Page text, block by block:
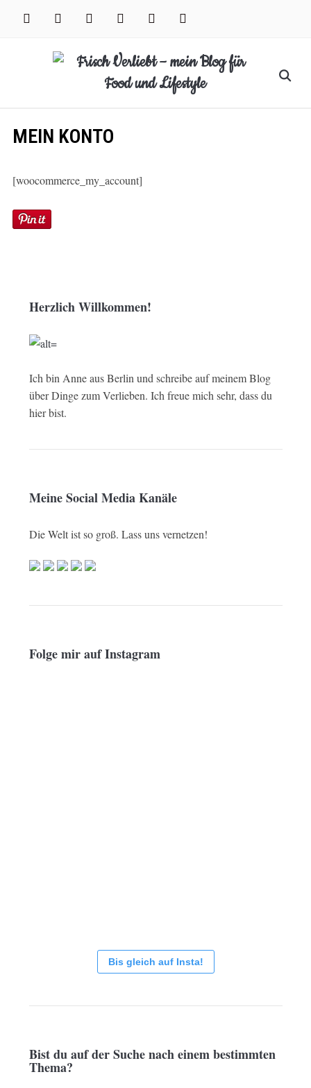
facebook instagram pinterest twitter xing youtube
Search
MEIN KONTO
[woocommerce_my_account]
Herzlich Willkommen!
Ich bin Anne aus Berlin und schreibe auf meinem Blog
über Dinge zum Verlieben. Ich freue mich sehr, dass du
hier bist.
Meine Social Media Kanäle
Die Welt ist so groß. Lass uns vernetzen!
Folge mir auf Instagram
Bis gleich auf Insta!
Bist du auf der Suche nach einem bestimmten
Thema?